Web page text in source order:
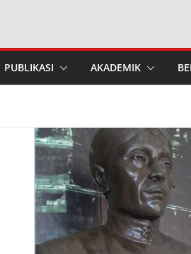
PUBLIKASI AKADEMIK